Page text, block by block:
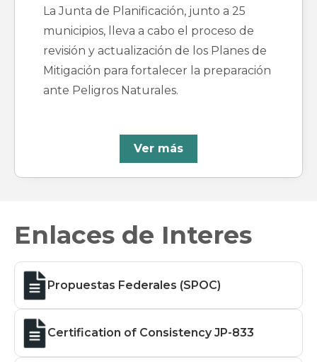
La Junta de Planificación, junto a 25
municipios, lleva a cabo el proceso de
revisión y actualización de los Planes de
Mitigación para fortalecer la preparación
ante Peligros Naturales.
Ver más
Enlaces de Interes
Propuestas Federales (SPOC)
Certification of Consistency JP-833